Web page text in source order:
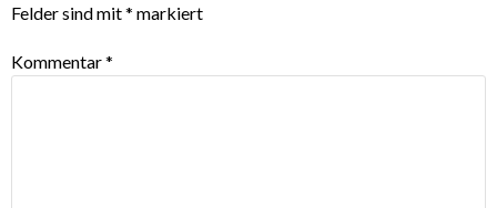
Felder sind mit* markiert
Kommentar*